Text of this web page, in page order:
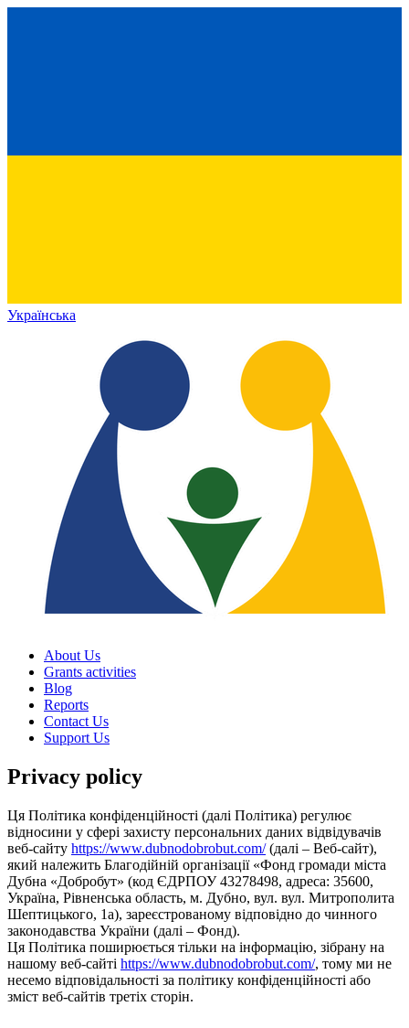
Українська
About Us
Grants activities
Blog
Reports
Contact Us
Support Us
Privacy policy
Ця Політика конфіденційності (далі Політика) регулює
відносини у сфері захисту персональних даних відвідувачів
веб-сайту https://www.dubnodobrobut.com/(далі – Веб-сайт),
який належить Благодійній організації «Фонд громади міста
Дубна «Добробут» (код ЄДРПОУ 43278498, адреса: 35600,
Україна, Рівненська область, м. Дубно, вул. вул. Митрополита
Шептицького, 1а), зареєстрованому відповідно до чинного
законодавства України (далі – Фонд).
Ця Політика поширюється тільки на інформацію, зібрану на
нашому веб-сайті https://www.dubnodobrobut.com/, тому ми не
несемо відповідальності за політику конфіденційності або
зміст веб-сайтів третіх сторін.